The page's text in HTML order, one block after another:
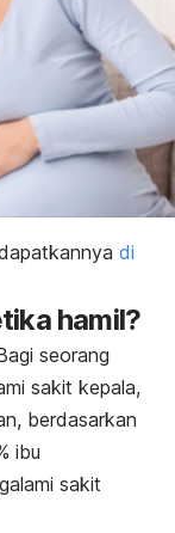
di
hamil?
seorang
sakit kepala,
berdasarkan
ibu
sakit